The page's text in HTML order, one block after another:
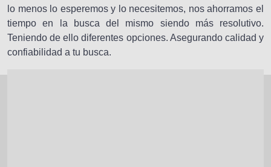
lo menos lo esperemos y lo necesitemos, nos ahorramos el
tiempo en la busca del mismo siendo más resolutivo.
Teniendo de ello diferentes opciones. Asegurando calidad y
confiabilidad a tu busca.